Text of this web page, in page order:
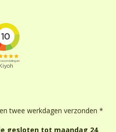
twee werkdagen verzonden *
gesloten tot maandag 24